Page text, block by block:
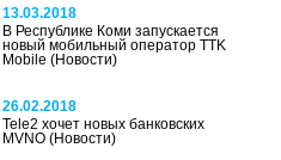
13.03.2018
В Республике Коми запускается
новый мобильный оператор TTK
Mobile(Новости)
26.02.2018
Tele2 хочет новых банковских
MVNO(Новости)